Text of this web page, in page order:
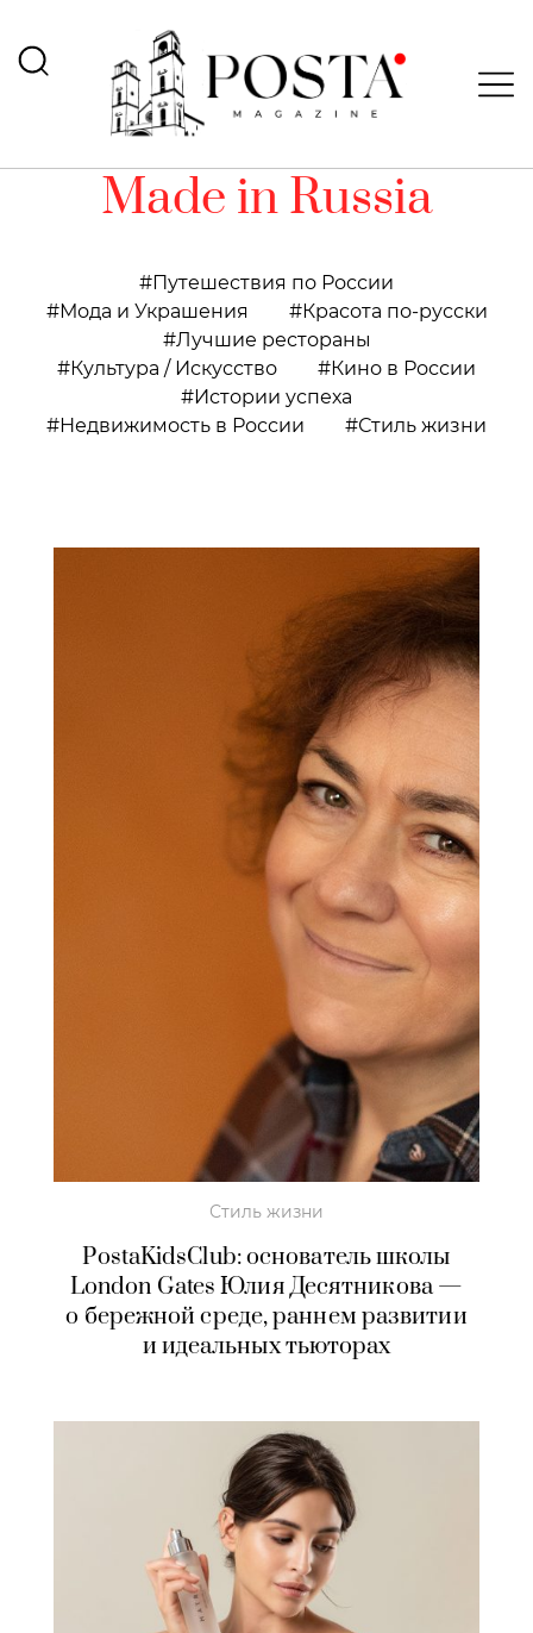
Made in Russia
Путешествия по России
Мода и Украшения
Красота по-русски
Лучшие рестораны
Культура / Искусство
Кино в России
Истории успеха
Недвижимость в России
Стиль жизни
Стиль жизни
PostaKidsClub: основатель школы
London Gates Юлия Десятникова —
о бережной среде, раннем развитии
и идеальных тьюторах